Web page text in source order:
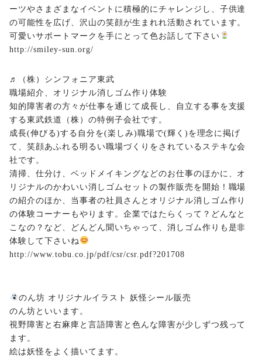
ーツやさまざまなイベントに積極的にチャレンジし、子供達
の可能性を広げ、沢山の笑顔が生まれれ活動されています。
可愛いサポートマークを手にとって色お話して下さい
http://smiley-sun.org/
♬（株）シンフォニア東武
職場紹介、オリジナル消しゴム作り体験
知的障害者の方々が仕事を通じて成長し、自立する事を支援
する東武鉄道（株）の特例子会社です。
成長(伸びる)する自分を(楽しみ)職場で(輝く)を理念に掲げ
て、笑顔あふれる明るい職場づくりをされているステキな会
社です。
清掃、仕分け、ベッドメイキングなどのお仕事のほかに、オ
リジナルのかわいい消しゴムセットの製作販売を開始！職場
の紹介のほか、当事者の社員さんとオリジナル消しゴム作り
の体験コーナーもやります。企業ではたらくって？どんなと
こなの？など、どんどん聞いちゃって、消しゴム作りも是非
体験して下さいね
http://www.tobu.co.jp/pdf/csr/csr.pdf?201708
のん坊 オリジナルイラスト 妖怪シール販売
のん坊といいます。
視野障害と右麻痺と言語障害と色んな障害が少しずつ残って
ます。
絵は妖怪をよく描いてます。